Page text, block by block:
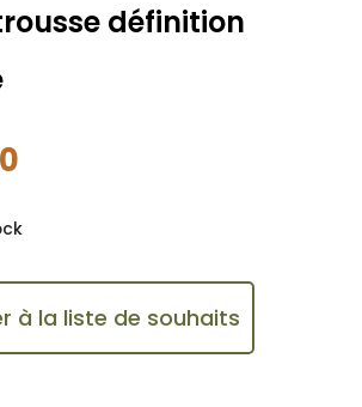
définition
à la liste de souhaits